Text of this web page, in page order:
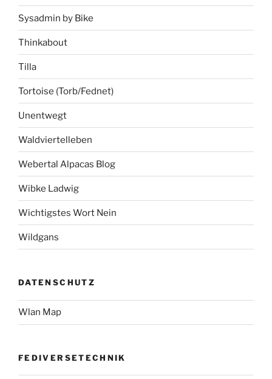
Sysadmin by Bike
Thinkabout
Tilla
Tortoise (Torb/Fednet)
Unentwegt
Waldviertelleben
Webertal Alpacas Blog
Wibke Ladwig
Wichtigstes Wort Nein
Wildgans
DATENSCHUTZ
Wlan Map
FEDIVERSETECHNIK